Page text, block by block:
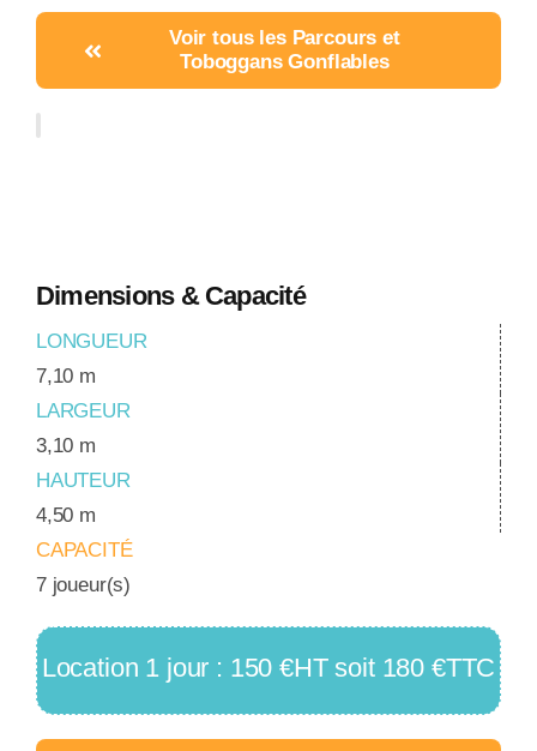
Voir tous les Parcours et
Toboggans Gonflables
Dimensions & Capacité
LONGUEUR
7,10 m
LARGEUR
3,10 m
HAUTEUR
4,50 m
CAPACITÉ
7 joueur(s)
Location 1 jour : 150 €HT soit 180 €TTC